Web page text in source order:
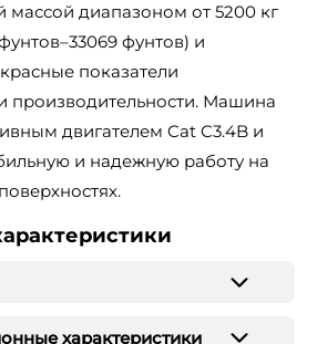
массой диапазоном от 5200 кг
фунтов) и
показатели
производительности. Машина
двигателем Cat C3.4B и
и надежную работу на
характеристики